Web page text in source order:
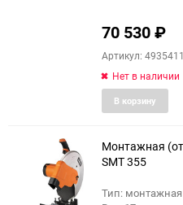
70 530₽
Артикул:
Нет в наличии
В корзину
Монтажная
SMT 355
Тип: монтажная